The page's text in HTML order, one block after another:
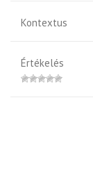
Kontextus
Értékelés